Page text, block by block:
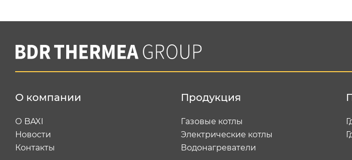
О компании
О BAXI
Новости
Контакты
Продукция
Газовые котлы
Электрические котлы
Водонагреватели